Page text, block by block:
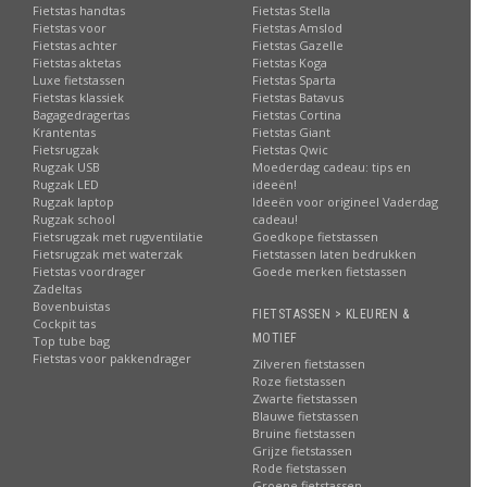
Fietstas handtas
Fietstas voor
Fietstas achter
Fietstas aktetas
Luxe fietstassen
Fietstas klassiek
Bagagedragertas
Krantentas
Fietsrugzak
Rugzak USB
Rugzak LED
Rugzak laptop
Rugzak school
Fietsrugzak met rugventilatie
Fietsrugzak met waterzak
Fietstas voordrager
Zadeltas
Bovenbuistas
Cockpit tas
Top tube bag
Fietstas voor pakkendrager
Fietstas Stella
Fietstas Amslod
Fietstas Gazelle
Fietstas Koga
Fietstas Sparta
Fietstas Batavus
Fietstas Cortina
Fietstas Giant
Fietstas Qwic
Moederdag cadeau: tips en
ideeën!
Ideeën voor origineel Vaderdag
cadeau!
Goedkope fietstassen
Fietstassen laten bedrukken
Goede merken fietstassen
FIETSTASSEN > KLEUREN &
MOTIEF
Zilveren fietstassen
Roze fietstassen
Zwarte fietstassen
Blauwe fietstassen
Bruine fietstassen
Grijze fietstassen
Rode fietstassen